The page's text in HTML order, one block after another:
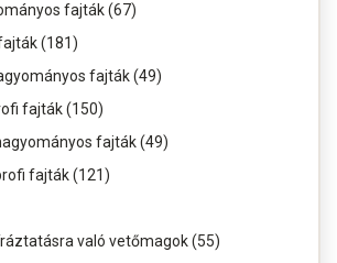
fajták (67)
(181)
fajták (49)
fajták (150)
fajták (49)
fajták (121)
való vetőmagok (55)